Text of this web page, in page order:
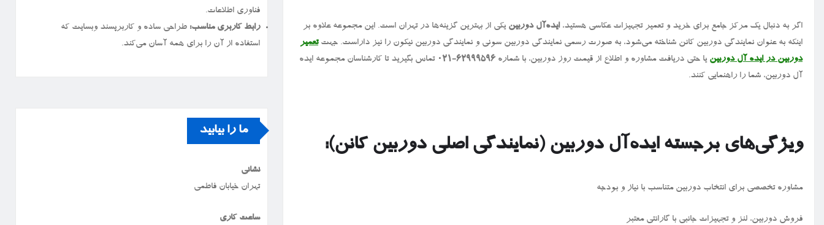
اگر به‌ دنبال یک مرکز جامع برای خرید و تعمیر تجهیزات عکاسی هستید،ایده‌آل دوربین یکی از بهترین گزینه‌ها در تهران است. این مجموعه علاوه‌ بر
اینکه به‌ عنوان نمایندگی دوربین کانن شناخته می‌شود، به‌ صورت رسمی نمایندگی دوربین سونی و نمایندگی دوربین نیکون را نیز داراست. جهتتعمیر
دوربین در ایده آل دوربین یا حتی دریافت مشاوره و اطلاع از قیمت روز دوربین، با شماره ۶۲۹۹۹۵۹۶-۰۲۱
تماس بگیرید تا کارشناسان مجموعه ایده
آل دوربین، شما را راهنمایی کنند.
ویژگی‌های برجسته ایده‌آل دوربین (نمایندگی اصلی دوربین کانن):
مشاوره تخصصی برای انتخاب دوربین متناسب با نیاز و بودجه
فروش دوربین، لنز و تجهیزات جانبی با گارانتی معتبر
فناوری اطلاعات.
رابط کاربری مناسب: طراحی ساده و کاربرپسند وبسایت که
استفاده از آن را برای همه آسان می‌کند.
ما را بیابید
نشانی
تهران خیابان فاطمی
ساعت کاری